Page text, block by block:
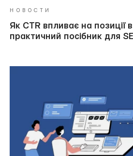
НОВОСТИ
Як CTR впливає на позиції
практичний посібник для